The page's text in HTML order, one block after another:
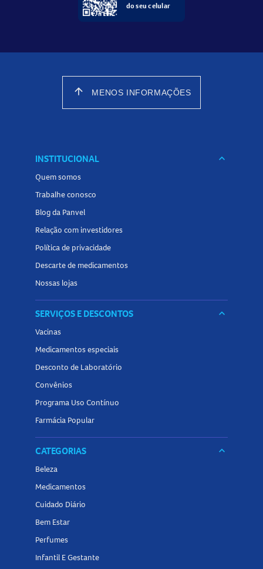
do seu celular
arrow_upward MENOS INFORMAÇÕES
INSTITUCIONAL keyboard_arrow_down
Quem somos
Trabalhe conosco
Blog da Panvel
Relação com investidores
Política de privacidade
Descarte de medicamentos
Nossas lojas
SERVIÇOS E DESCONTOS keyboard_arrow_down
Vacinas
Medicamentos especiais
Desconto de Laboratório
Convênios
Programa Uso Contínuo
Farmácia Popular
CATEGORIAS keyboard_arrow_down
Beleza
Medicamentos
Cuidado Diário
Bem Estar
Perfumes
Infantil E Gestante